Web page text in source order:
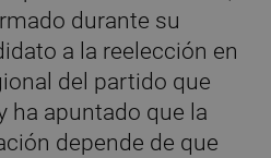
durante su
a la reelección en
del partido que
ha apuntado que la
depende de que